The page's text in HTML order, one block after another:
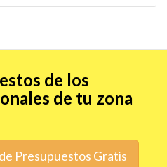
de los
de tu zona
Presupuestos Gratis